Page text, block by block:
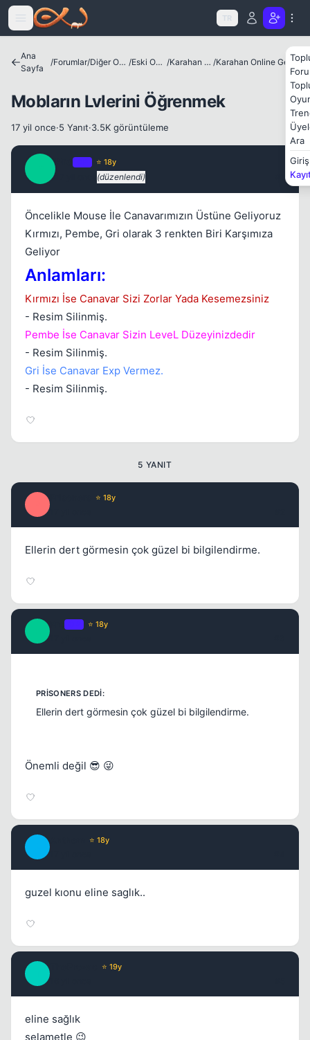
Icerige atla
TR
Ara
Giriş
Ana
Sayfa
/Forumlar/ Diğer Oyunlar / Eski Oyunlar / Karahan Online / Karahan Online Genel Bilgiler
Mobların Lvlerini Öğrenmek
17 yil once·5 Yanıt·3.5K görüntüleme
⭐ 18y
(düzenlendi)
Öncelikle Mouse İle Canavarımızın Üstüne Geliyoruz
Kırmızı, Pembe, Gri olarak 3 renkten Biri Karşımıza
Geliyor
Anlamları:
Kırmızı İse Canavar Sizi Zorlar Yada Kesemezsiniz
- Resim Silinmiş.
Pembe İse Canavar Sizin LeveL Düzeyinizdedir
- Resim Silinmiş.
Gri İse Canavar Exp Vermez.
- Resim Silinmiş.
5 YANIT
⭐ 18y
Ellerin dert görmesin çok güzel bi bilgilendirme.
⭐ 18y
Ellerin dert görmesin çok güzel bi bilgilendirme.
Önemli değil 😎 😜
⭐ 18y
guzel kıonu eline saglık..
Kapat
⭐ 19y
eline sağlık
selametle 😉